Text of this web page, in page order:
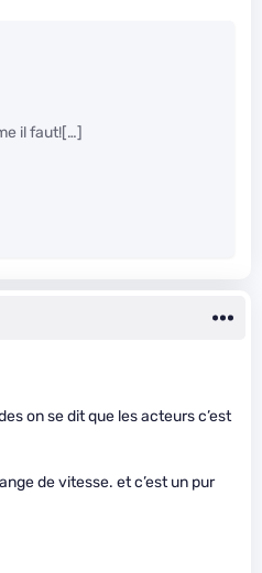
il faut![…]
on se dit que les acteurs c’est
de vitesse. et c’est un pur